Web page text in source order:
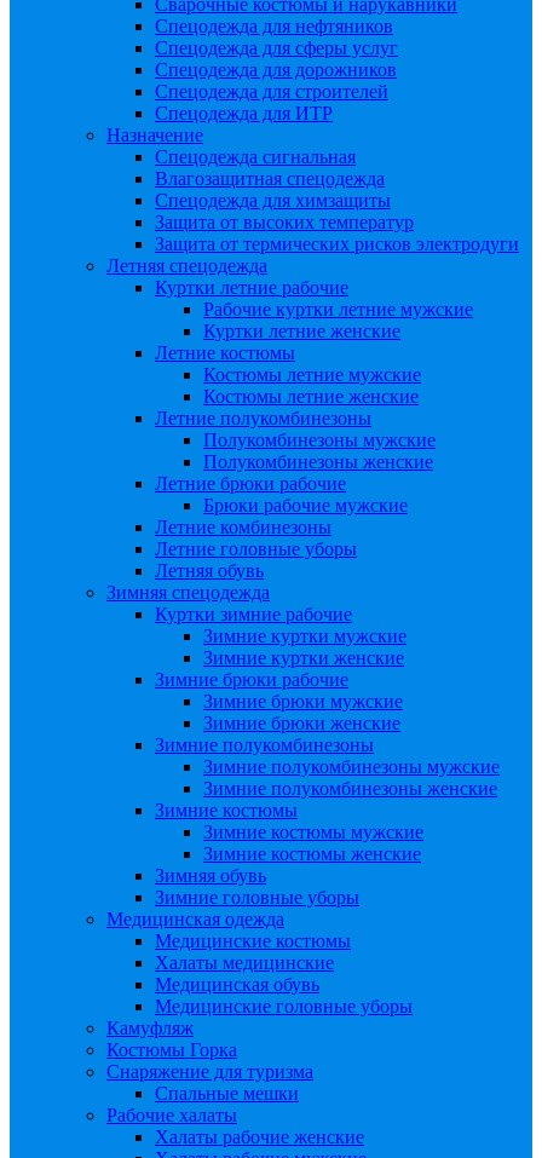
Сварочные костюмы и нарукавники
Спецодежда для нефтяников
Спецодежда для сферы услуг
Спецодежда для дорожников
Спецодежда для строителей
Спецодежда для ИТР
Назначение
Спецодежда сигнальная
Влагозащитная спецодежда
Спецодежда для химзащиты
Защита от высоких температур
Защита от термических рисков электродуги
Летняя спецодежда
Куртки летние рабочие
Рабочие куртки летние мужские
Куртки летние женские
Летние костюмы
Костюмы летние мужские
Костюмы летние женские
Летние полукомбинезоны
Полукомбинезоны мужские
Полукомбинезоны женские
Летние брюки рабочие
Брюки рабочие мужские
Летние комбинезоны
Летние головные уборы
Летняя обувь
Зимняя спецодежда
Куртки зимние рабочие
Зимние куртки мужские
Зимние куртки женские
Зимние брюки рабочие
Зимние брюки мужские
Зимние брюки женские
Зимние полукомбинезоны
Зимние полукомбинезоны мужские
Зимние полукомбинезоны женские
Зимние костюмы
Зимние костюмы мужские
Зимние костюмы женские
Зимняя обувь
Зимние головные уборы
Медицинская одежда
Медицинские костюмы
Халаты медицинские
Медицинская обувь
Медицинские головные уборы
Камуфляж
Костюмы Горка
Снаряжение для туризма
Спальные мешки
Рабочие халаты
Халаты рабочие женские